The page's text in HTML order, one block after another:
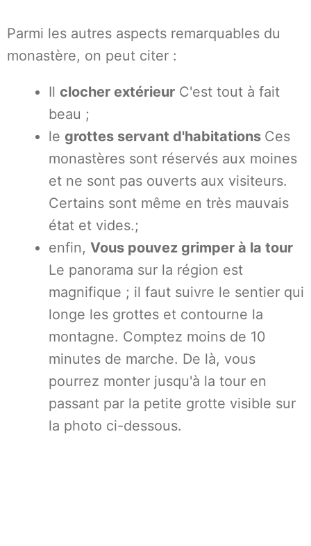
Parmi les autres aspects remarquables du
monastère, on peut citer :
Il clocher extérieur C'est tout à fait
beau ;
le grottes servant d'habitations Ces
monastères sont réservés aux moines
et ne sont pas ouverts aux visiteurs.
Certains sont même en très mauvais
état et vides.;
enfin, Vous pouvez grimper à la tour
Le panorama sur la région est
magnifique ; il faut suivre le sentier qui
longe les grottes et contourne la
montagne. Comptez moins de 10
minutes de marche. De là, vous
pourrez monter jusqu'à la tour en
passant par la petite grotte visible sur
la photo ci-dessous.